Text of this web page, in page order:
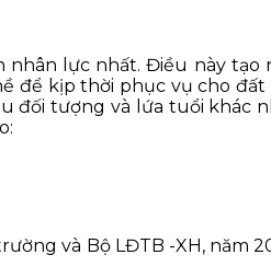
lực nhất. Điều này tạo
để kịp thời phục vụ cho
đối tượng và lứa tuổi khác
và Bộ LĐTB -XH, năm